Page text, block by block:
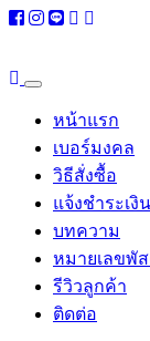
หน้าแรก
เบอร์มงคล
วิธีสั่งซื้อ
แจ้งชำระเงิน
บทความ
หมายเลขพั
รีวิวลูกค้า
ติดต่อ